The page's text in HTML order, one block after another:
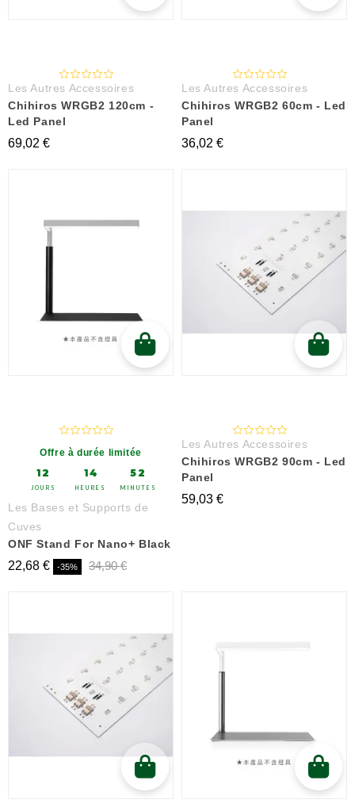
Les Autres Accessoires
Chihiros WRGB2 120cm -
Led Panel
69,02 €
Les Autres Accessoires
Chihiros WRGB2 60cm - Led
Panel
36,02 €
Offre à durée limitée
12
JOURS
14
HEURES
52
MINUTES
Les Bases et Supports de
Cuves
ONF Stand For Nano+ Black
22,68 € -35% 34,90 €
Les Autres Accessoires
Chihiros WRGB2 90cm - Led
Panel
59,03 €